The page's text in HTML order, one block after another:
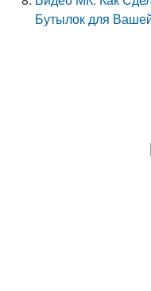
Бутылок для